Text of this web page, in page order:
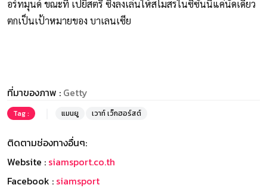
อร์ทมุนด์ ขณะที่ เปยิสตรี้ ซึ่งลงเล่นให้สโมสรในซีซั่นนี้แค่นัดเดียว
ตกเป็นเป้าหมายของ บาเลนเซีย
ที่มาของภาพ : Getty
Tag : แมนยู เวาท์ เว็กฮอร์สต์
ติดตามช่องทางอื่นๆ:
Website : siamsport.co.th
Facebook : siamsport